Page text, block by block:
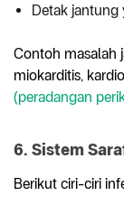
Detak jantung
Contoh masalah
miokarditis,
(peradangan
6. Sistem
Berikut ciri-ciri